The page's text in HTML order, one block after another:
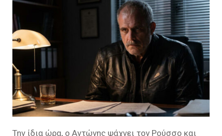
Την ίδια ώρα, ο Αντώνης ψάχνει τον Ρούσσο και